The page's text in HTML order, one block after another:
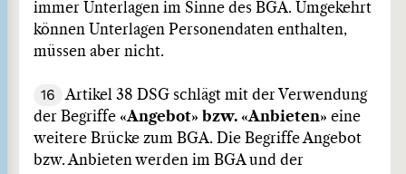
immer Unterlagen im Sinne des BGA. Umgekehrt
können Unterlagen Personendaten enthalten,
müssen aber nicht.
16
Artikel 38 DSG schlägt mit der Verwendung
der Begriffe «Angebot» bzw. «Anbieten» eine
weitere Brücke zum BGA. Die Begriffe Angebot
bzw. Anbieten werden im BGA und der